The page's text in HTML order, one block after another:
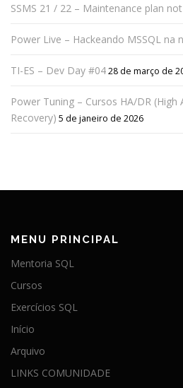
SSMS 21 / 22 – Maintenance plan
Power Live – Hackeando MSSQL na
TI-ES – Dev Day #0428 de março de
Power Tuning – Cursos HA/DR
Recovery) 5 de janeiro de 2026
MENU PRINCIPAL
Mentoria SQL
Cursos
Exercícios SQL
Início
Arquivo
LINKS COMUNIDADE